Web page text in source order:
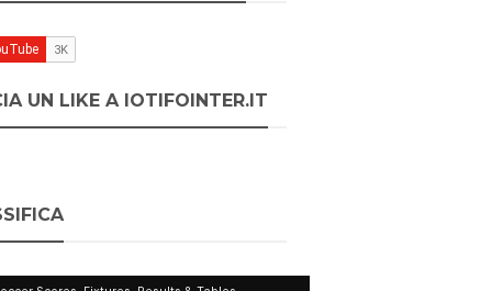
UN LIKE A IOTIFOINTER.IT